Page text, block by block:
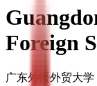
Foreign
广东外语外贸大学